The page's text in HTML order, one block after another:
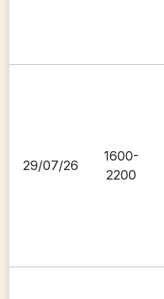
29/07/26
1600-
2200